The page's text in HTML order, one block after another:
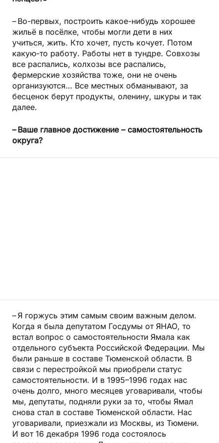
– Во-первых, построить какое-нибудь хорошее
жильё в посёлке, чтобы могли дети в них
учиться, жить. Кто хочет, пусть кочует. Потом
какую-то работу. Работы нет в тундре. Совхозы
все распались, колхозы все распались,
фермерские хозяйства тоже, они не очень
организуются… Все местных обманывают, за
бесценок берут продукты, оленину, шкуры и так
далее.
– Ваше главное достижение – самостоятельность
округа?
– Я горжусь этим самым своим важным делом.
Когда я была депутатом Госдумы от ЯНАО, то
встал вопрос о самостоятельности Ямала как
отдельного субъекта Российской Федерации. Мы
были раньше в составе Тюменской области. В
связи с перестройкой мы приобрели статус
самостоятельности. И в 1995–1996 годах нас
очень долго, много месяцев уговаривали, чтобы
мы, депутаты, подняли руки за то, чтобы Ямал
снова стал в составе Тюменской области. Нас
уговаривали, приезжали из Москвы, из Тюмени.
И вот 16 декабря 1996 года состоялось